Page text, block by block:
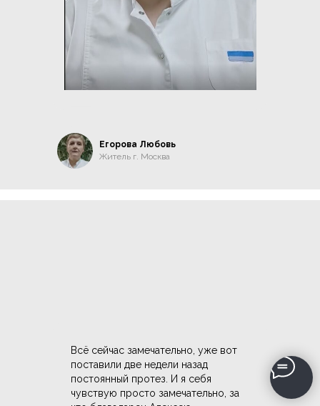
Житель г. Москва
Егорова Любовь
Всё сейчас замечательно, уже вот
поставили две недели назад
постоянный протез. И я себя
чувствую просто замечательно, за